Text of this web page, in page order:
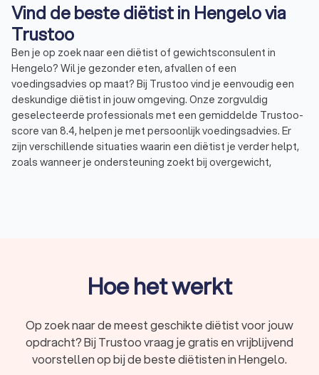
Vind de beste diëtist in Hengelo via
Trustoo
Ben je op zoek naar een diëtist of gewichtsconsulent in
Hengelo? Wil je gezonder eten, afvallen of een
voedingsadvies op maat? Bij Trustoo vind je eenvoudig een
deskundige diëtist in jouw omgeving. Onze zorgvuldig
geselecteerde professionals met een gemiddelde Trustoo-
score van 8.4, helpen je met persoonlijk voedingsadvies. Er
zijn verschillende situaties waarin een diëtist je verder helpt,
zoals wanneer je ondersteuning zoekt bij overgewicht,
Een diëtist is een deskundige op het gebied van voeding en
gezondheid. Hij of zij helpt je om bewuste en gezonde
situatie. Tijdens het afvallen, aankomen, wanneer je je
energieker wilt voelen of een specifiek dieet nodig hebt
vanwege een medische aandoening, geeft een diëtist
Hoe het werkt
Op zoek naar de meest geschikte diëtist voor jouw
opdracht? Bij Trustoo vraag je gratis en vrijblijvend
voorstellen op bij de beste diëtisten in Hengelo.